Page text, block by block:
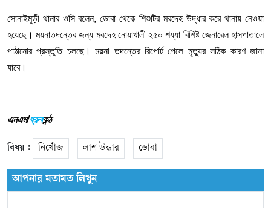
সোনাইমুড়ী থানার ওসি বলেন,ডোবা থেকে শিশুটির মরদেহ উদ্ধার করে থানায় নেওয়া
হয়েছে। ময়নাতদন্তের জন্য মরদেহ নোয়াখালী ২৫০ শয্যা বিশিষ্ট জেনারেল হাসপাতালে
পাঠানোর প্রস্তুতি চলছে। ময়না তদন্তের রিপোর্ট পেলে মৃত্যুর সঠিক কারণ জানা
যাবে।
এনএম/ধ্রুবকন্ঠ
বিষয় : নিখোঁজ লাশ উদ্ধার ডোবা
আপনার মতামত লিখুন